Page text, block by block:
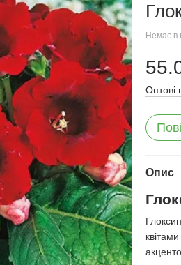
Немає в
Оптові
Опис